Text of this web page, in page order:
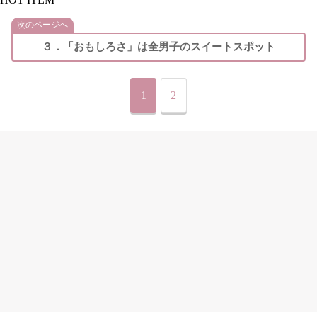
次のページへ
３．「おもしろさ」は全男子のスイートスポット
1 2